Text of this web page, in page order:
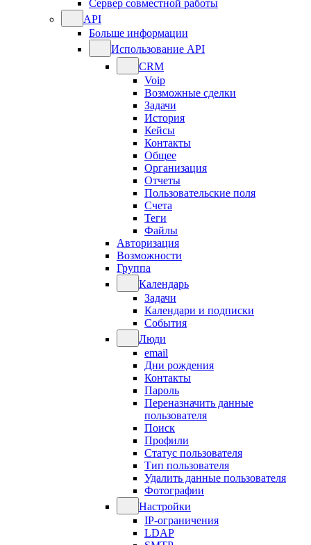
Сервер совместной работы
API
Больше информации
Использование API
CRM
Voip
Возможные сделки
Задачи
История
Кейсы
Контакты
Общее
Организация
Отчеты
Пользовательские поля
Счета
Теги
Файлы
Авторизация
Возможности
Группа
Календарь
Задачи
Календари и подписки
События
Люди
email
Дни рождения
Контакты
Пароль
Переназначить данные
пользователя
Поиск
Профили
Статус пользователя
Тип пользователя
Удалить данные пользователя
Фотографии
Настройки
IP-ограничения
LDAP